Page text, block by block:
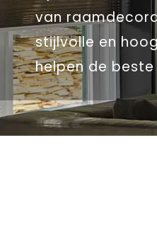
van
stijlvolle en
helpen de